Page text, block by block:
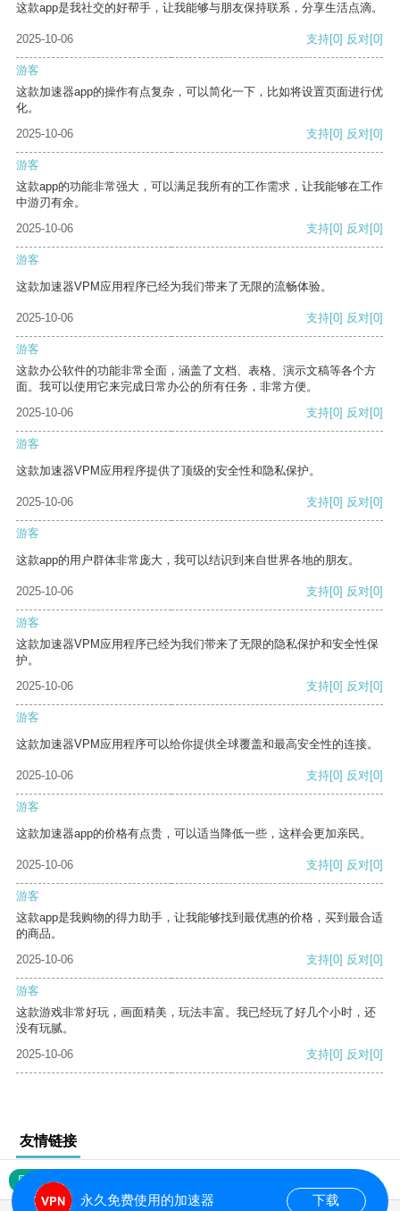
这款app是我社交的好帮手，让我能够与朋友保持联系，分享生活点滴。
2025-10-06 支持[0] 反对[0]
游客
这款加速器app的操作有点复杂，可以简化一下，比如将设置页面进行优
化。
2025-10-06
支持[0] 反对[0]
游客
这款app的功能非常强大，可以满足我所有的工作需求，让我能够在工作
中游刃有余。
2025-10-06
支持[0] 反对[0]
游客
这款加速器VPM应用程序已经为我们带来了无限的流畅体验。
2025-10-06 支持[0] 反对[0]
游客
这款办公软件的功能非常全面，涵盖了文档、表格、演示文稿等各个方
面。我可以使用它来完成日常办公的所有任务，非常方便。
2025-10-06
支持[0] 反对[0]
游客
这款加速器VPM应用程序提供了顶级的安全性和隐私保护。
2025-10-06 支持[0] 反对[0]
游客
这款app的用户群体非常庞大，我可以结识到来自世界各地的朋友。
2025-10-06 支持[0] 反对[0]
游客
这款加速器VPM应用程序已经为我们带来了无限的隐私保护和安全性保
护。
2025-10-06
支持[0] 反对[0]
游客
这款加速器VPM应用程序可以给你提供全球覆盖和最高安全性的连接。
2025-10-06 支持[0] 反对[0]
游客
这款加速器app的价格有点贵，可以适当降低一些，这样会更加亲民。
2025-10-06 支持[0] 反对[0]
游客
这款app是我购物的得力助手，让我能够找到最优惠的价格，买到最合适
的商品。
2025-10-06
支持[0] 反对[0]
游客
这款游戏非常好玩，画面精美，玩法丰富。我已经玩了好几个小时，还
没有玩腻。
2025-10-06
支持[0] 反对[0]
友情链接
网站地图
永久免费使用的加速器 下载